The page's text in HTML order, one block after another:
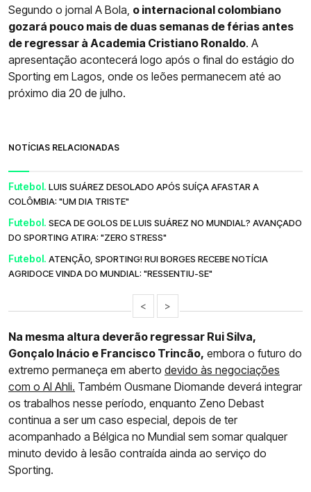
Segundo o jornal A Bola, o internacional colombiano
gozará pouco mais de duas semanas de férias antes
de regressar à Academia Cristiano Ronaldo. A
apresentação acontecerá logo após o final do estágio do
Sporting em Lagos, onde os leões permanecem até ao
próximo dia 20 de julho.
NOTÍCIAS RELACIONADAS
Futebol. LUIS SUÁREZ DESOLADO APÓS SUÍÇA AFASTAR A
COLÔMBIA: "UM DIA TRISTE"
Futebol. SECA DE GOLOS DE LUIS SUÁREZ NO MUNDIAL? AVANÇADO
DO SPORTING ATIRA: "ZERO STRESS"
Futebol. ATENÇÃO, SPORTING! RUI BORGES RECEBE NOTÍCIA
AGRIDOCE VINDA DO MUNDIAL: "RESSENTIU-SE"
< >
Na mesma altura deverão regressar Rui Silva,
Gonçalo Inácio e Francisco Trincão, embora o futuro do
extremo permaneça em aberto devido às negociações
com o Al Ahli. Também Ousmane Diomande deverá integrar
os trabalhos nesse período, enquanto Zeno Debast
continua a ser um caso especial, depois de ter
acompanhado a Bélgica no Mundial sem somar qualquer
minuto devido à lesão contraída ainda ao serviço do
Sporting.